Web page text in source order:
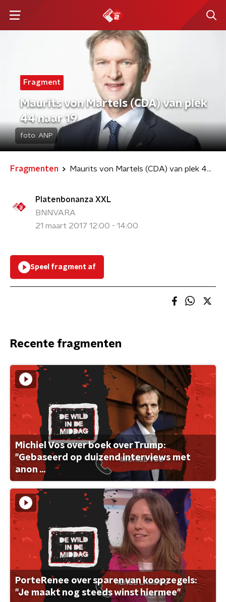
Fragment
Maurits von Martels (CDA) van plek
44 naar 19
foto: ANP
Fragmenten Maurits von Martels (CDA) van plek 44 naar 19
Platenbonanza XXL
BNNVARA
21 maart 2017 12:00 - 14:00
Speel fragment af
Recente fragmenten
Michiel Vos over boek over Trump:
"Gebaseerd op duizend interviews met
anon ...
PorteRenee over sparen van koopzegels:
"Je maakt nog steeds winst hiermee"